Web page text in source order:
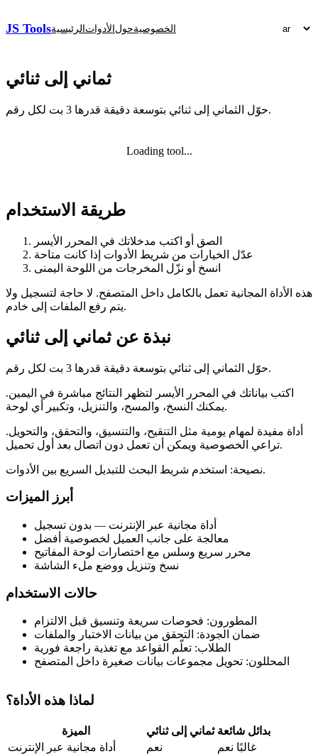
JS Toolsالرئيسية الأدوات حولالخصوصية
ثماني إلى ثنائي
حوّل الثماني إلى ثنائي بتوسعة دقيقة قدرها 3 بت لكل رقم.
Loading tool...
طريقة الاستخدام
الصق أو اكتب مدخلاتك في المحرر الأيسر
عدّل الخيارات من شريط الأدوات إذا كانت متاحة
انسخ أو نزّل المخرجات من اللوحة اليمنى
هذه الأداة المجانية تعمل بالكامل داخل المتصفح. لا حاجة لتسجيل ولا
يتم رفع الملفات إلى خادم.
نبذة عن ثماني إلى ثنائي
حوّل الثماني إلى ثنائي بتوسعة دقيقة قدرها 3 بت لكل رقم.
اكتب بياناتك في المحرر الأيسر لتظهر النتائج مباشرة في اليمين.
يمكنك النسخ، والمسح، والتنزيل، وتكبير أي لوحة.
أداة مفيدة لمهام يومية مثل التنقيح، والتنسيق، والتحقق، والتحويل.
تراعي الخصوصية ويمكن أن تعمل دون اتصال بعد أول تحميل.
نصيحة: استخدم شريط البحث للتبديل السريع بين الأدوات.
أبرز الميزات
أداة مجانية عبر الإنترنت — بدون تسجيل
معالجة على جانب العميل لخصوصية أفضل
محرر سريع وسلس مع اختصارات لوحة المفاتيح
نسخ وتنزيل ووضع ملء الشاشة
حالات الاستخدام
المطورون: فحوصات سريعة وتنسيق قبل الالتزام
ضمان الجودة: التحقق من بيانات الاختبار والملفات
الطلاب: تعلّم القواعد مع تغذية راجعة فورية
المحللون: تحويل مجموعات بيانات صغيرة داخل المتصفح
لماذا هذه الأداة؟
الميزة ثماني إلى ثنائي بدائل شائعة
أداة مجانية عبر الإنترنت
نعم
غالبًا نعم